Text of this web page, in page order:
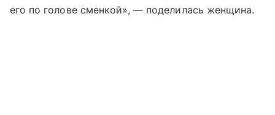
его по голове сменкой», — поделилась женщина.